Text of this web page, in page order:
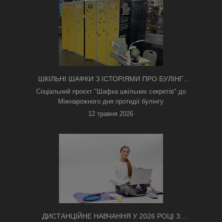
ШКІЛЬНІ ШАФКИ З ІСТОРІЯМИ ПРО БУЛІНГ
З'ЯВИЛИСЯ В КИЄВІ
Соціальний проєкт "Шафка шкільних секретів" до
Міжнарожного дня протидії булінгу
12 травня 2026
ДИСТАНЦІЙНЕ НАВЧАННЯ У 2026 РОЦІ З